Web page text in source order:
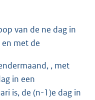
van de ne dag in
met de
, met
in een
is, de (n-1)e dag in